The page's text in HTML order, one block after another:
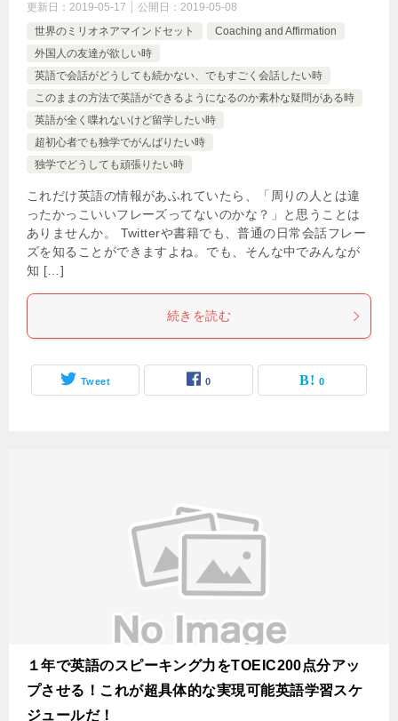
更新日： 2019-05-17 公開日： 2019-05-08
世界のミリオネアマインドセット
Coaching and Affirmation
外国人の友達が欲しい時
英語で会話がどうしても続かない、でもすごく会話したい時
このままの方法で英語ができるようになるのか素朴な疑問がある時
英語が全く喋れないけど留学したい時
超初心者でも独学でがんばりたい時
独学でどうしても頑張りたい時
これだけ英語の情報があふれていたら、「周りの人とは違
ったかっこいいフレーズってないのかな？」と思うことは
ありませんか。 Twitterや書籍でも、普通の日常会話フレー
ズを知ることができますよね。でも、そんな中でみんなが
知 […]
続きを読む
Tweet 0 0
１年で英語のスピーキング力をTOEIC200点分アッ
プさせる！これが超具体的な実現可能英語学習スケ
ジュールだ！